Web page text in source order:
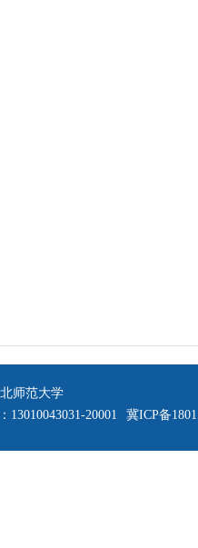
师范大学
13010043031-20001 冀ICP备